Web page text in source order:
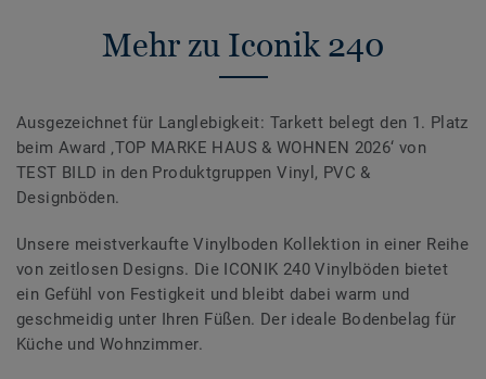
Mehr zu Iconik 240
Ausgezeichnet für Langlebigkeit: Tarkett belegt den 1. Platz
beim Award ‚TOP MARKE HAUS & WOHNEN 2026‘ von
TEST BILD in den Produktgruppen Vinyl, PVC &
Designböden.
Unsere meistverkaufte Vinylboden Kollektion in einer Reihe
von zeitlosen Designs. Die ICONIK 240 Vinylböden bietet
ein Gefühl von Festigkeit und bleibt dabei warm und
geschmeidig unter Ihren Füßen. Der ideale Bodenbelag für
Küche und Wohnzimmer.